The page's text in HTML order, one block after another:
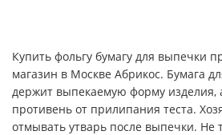
Купить фольгу бумагу для выпечки
магазин в Москве Абрикос. Бумага
держит выпекаемую форму изделия,
противень от прилипания теста.
отмывать утварь после выпечки. Не